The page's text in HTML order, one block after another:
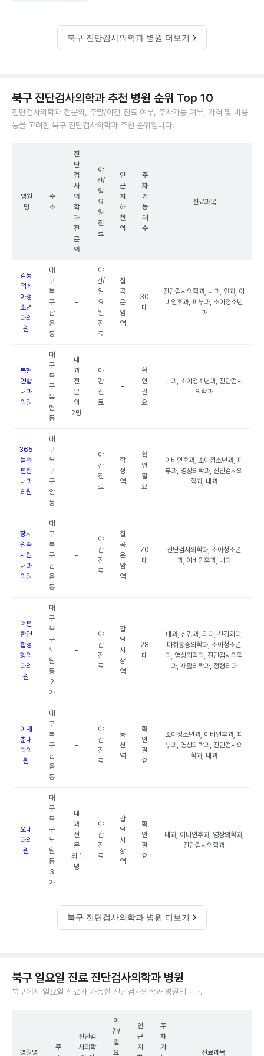
북구 진단검사의학과 병원 더보기
북구 진단검사의학과 추천 병원 순위 Top 10
진단검사의학과 전문의, 주말/야간 진료 여부, 주차가능 여부, 가격 및 비용
등을 고려한 북구 진단검사의학과 추천 순위입니다.
병원
명
주
소
진
단
검
사
의
학
과
전
문
의
야
간/
일
요
일
진
료
인
근
지
하
철
역
주
차
가
능
대
수
진료과목
김동
억소
아청
소년
과의
원
대
구
북
구
관
음
동
-
야
간/
일
요
일
진
료
칠
곡
운
암
역
30
대
진단검사의학과, 내과, 안과, 이
비인후과, 피부과, 소아청소년
과
복현
연합
내과
의원
대
구
북
구
복
현
동
내
과
전
문
의
2명
야
간
진
료
-
확
인
필
요
내과, 소아청소년과, 진단검사
의학과
365
늘속
편한
내과
의원
대
구
북
구
구
암
동
-
야
간
진
료
학
정
역
확
인
필
요
이비인후과, 소아청소년과, 피
부과, 영상의학과, 진단검사의
학과, 내과
장시
원속
시원
내과
의원
대
구
북
구
관
음
동
-
야
간
진
료
칠
곡
운
암
역
70
대
진단검사의학과, 소아청소년
과, 이비인후과, 내과
더편
한연
합정
형외
과의
원
대
구
북
구
노
원
동
2
가
-
야
간
진
료
팔
달
시
장
역
28
대
내과, 신경과, 외과, 신경외과,
마취통증의학과, 소아청소년
과, 영상의학과, 진단검사의학
과, 재활의학과, 정형외과
이재
춘내
과의
원
대
구
북
구
관
음
동
-
야
간
진
료
동
천
역
확
인
필
요
소아청소년과, 이비인후과, 피
부과, 영상의학과, 진단검사의
학과, 내과
오내
과의
원
대
구
북
구
노
원
동
3
가
내
과
전
문
의 1
명
야
간
진
료
팔
달
시
장
역
확
인
필
요
내과, 이비인후과, 영상의학과,
진단검사의학과
북구 진단검사의학과 병원 더보기
북구 일요일 진료 진단검사의학과 병원
북구에서 일요일 진료가 가능한 진단검사의학과 병원입니다.
병원명
주
진단검
사의학
야
간/
일
요
인
근
지
주
차
가
진료과목